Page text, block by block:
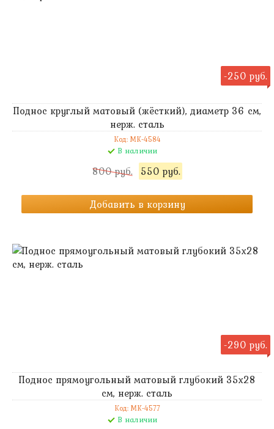
-250 руб.
Поднос круглый матовый (жёсткий), диаметр 36 см,
нерж. сталь
Код: MK-4584
В наличии
800 руб. 550 руб.
Добавить в корзину
-290 руб.
Поднос прямоугольный матовый глубокий 35х28
см, нерж. сталь
Код: MK-4577
В наличии